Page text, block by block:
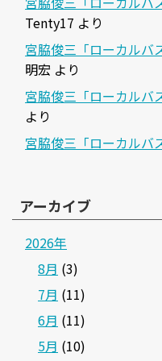
Tenty17 より
宮脇俊三「ローカルバ
明宏 より
宮脇俊三「ローカルバ
より
宮脇俊三「ローカルバ
アーカイブ
2026年
8月 (3)
7月 (11)
6月 (11)
5月 (10)